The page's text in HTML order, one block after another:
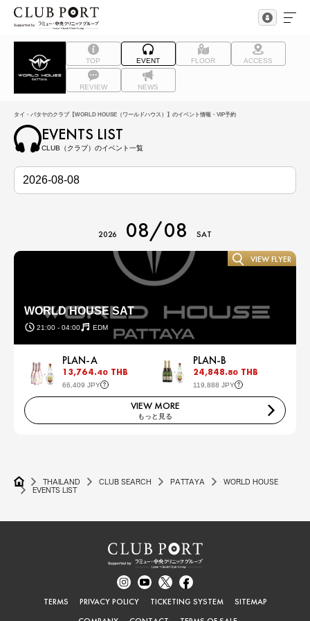
TOP EVENT FLOOR ACCESS
REVIEW NEWS
タイ・パタヤのクラブ【WORLD HOUSE（ワールドハウス）】のイベント情報・VIP予約
EVENTS LIST
CLUB（クラブ）のイベント一覧
2026 08/08 SAT
WORLD HOUSE SAT
21:00 - 04:00 EDM
VIEW FLYER
PLAN-A
13,764.40 THB
66,409 JPY
PLAN-B
24,848.80 THB
119,888 JPY
VIEW MORE
もっと見る
THAILAND CLUB SEARCH PATTAYA
WORLD HOUSE
EVENTS LIST
TERMS PRIVACY POLICY TICKETING SYSTEM
SITEMAP